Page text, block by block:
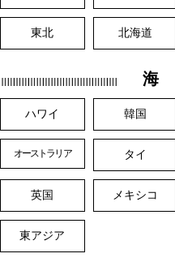
東北 北海道
ハワイ 韓国
オーストラリア タイ
英国 メキシコ
東アジア